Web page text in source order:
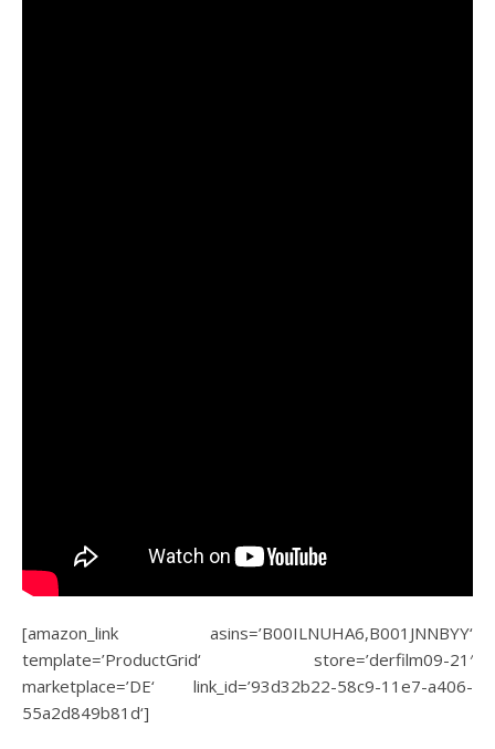
[amazon_link asins=’B00ILNUHA6,B001JNNBYY‘
template=’ProductGrid‘ store=’derfilm09-21′
marketplace=’DE‘ link_id=’93d32b22-58c9-11e7-a406-
55a2d849b81d‘]